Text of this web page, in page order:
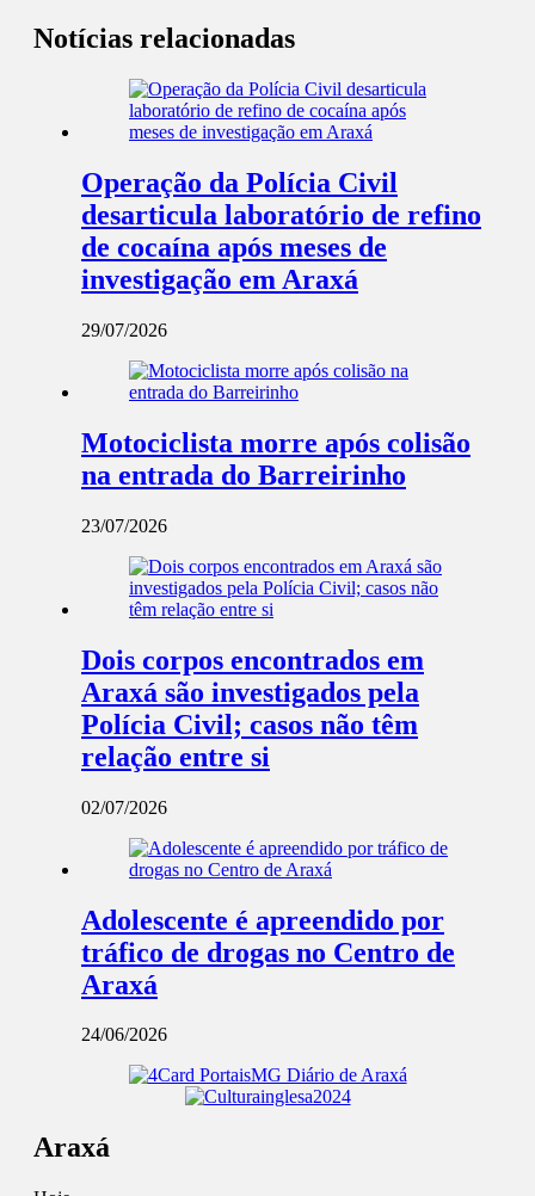
Notícias relacionadas
Operação da Polícia Civil
desarticula laboratório de refino
de cocaína após meses de
investigação em Araxá
29/07/2026
Motociclista morre após colisão
na entrada do Barreirinho
23/07/2026
Dois corpos encontrados em
Araxá são investigados pela
Polícia Civil; casos não têm
relação entre si
02/07/2026
Adolescente é apreendido por
tráfico de drogas no Centro de
Araxá
24/06/2026
Araxá